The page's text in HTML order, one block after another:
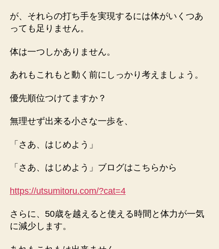
が、それらの打ち手を実現するには体がいくつあ
っても足りません。
体は一つしかありません。
あれもこれもと動く前にしっかり考えましょう。
優先順位つけてますか？
無理せず出来る小さな一歩を、
「さあ、はじめよう」
「さあ、はじめよう」ブログはこちらから
https://utsumitoru.com/?cat=4
さらに、50歳を越えると使える時間と体力が一気
に減少します。